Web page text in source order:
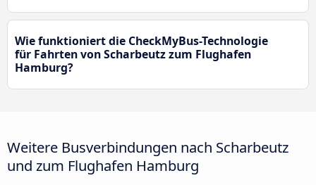
Wie funktioniert die CheckMyBus-Technologie
für Fahrten von Scharbeutz zum Flughafen
Hamburg?
Weitere Busverbindungen nach Scharbeutz
und zum Flughafen Hamburg